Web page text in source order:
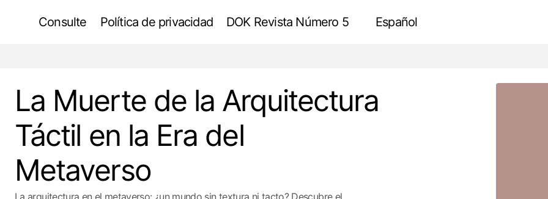
Consulte Política de privacidad DOK Revista Número 5 Español
La Muerte de la Arquitectura
Táctil en la Era del
Metaverso
La arquitectura en el metaverso: ¿un mundo sin textura ni tacto? Descubre el